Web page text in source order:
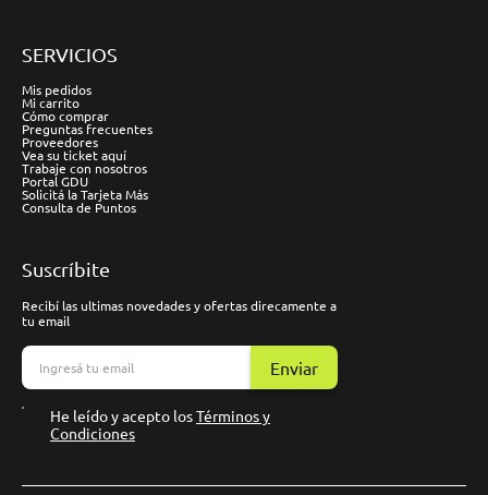
SERVICIOS
Mis pedidos
Mi carrito
Cómo comprar
Preguntas frecuentes
Proveedores
Vea su ticket aquí
Trabaje con nosotros
Portal GDU
Solicitá la Tarjeta Más
Consulta de Puntos
Suscríbite
Recibí las ultimas novedades y ofertas direcamente a
tu email
Enviar
He leído y acepto losTérminos y
Condiciones